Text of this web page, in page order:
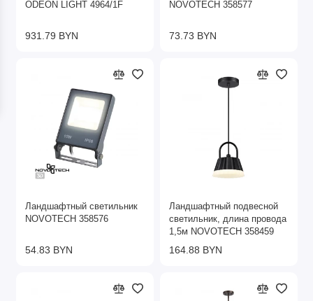
ODEON LIGHT 4964/1F
931.79 BYN
NOVOTECH 358577
73.73 BYN
Ландшафтный светильник
NOVOTECH 358576
54.83 BYN
Ландшафтный подвесной
светильник, длина провода
1,5м NOVOTECH 358459
164.88 BYN